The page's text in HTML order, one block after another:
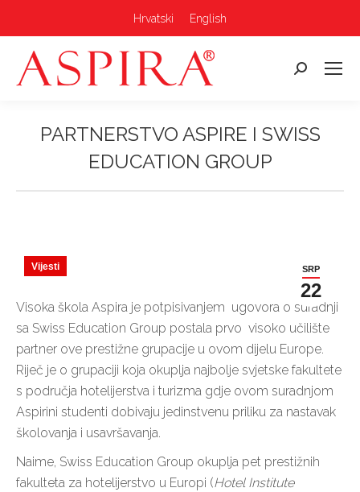
Hrvatski English
Pretraga:
PARTNERSTVO ASPIRE I SWISS
EDUCATION GROUP
SRP
22
Vijesti
Visoka škola Aspira je potpisivanjem ugovora o suradnji
sa Swiss Education Group postala prvo visoko učilište
partner ove prestižne grupacije u ovom dijelu Europe.
Riječ je o grupaciji koja okuplja najbolje svjetske fakultete
s područja hotelijerstva i turizma gdje ovom suradnjom
Aspirini studenti dobivaju jedinstvenu priliku za nastavak
školovanja i usavršavanja.
Naime, Swiss Education Group okuplja pet prestižnih
fakulteta za hotelijerstvo u Europi (Hotel Institute